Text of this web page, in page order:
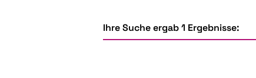
Ihre Suche ergab 1 Ergebnisse: